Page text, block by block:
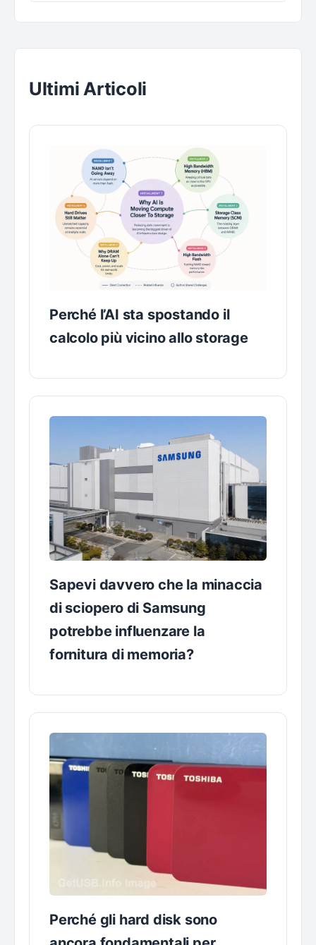
Ultimi Articoli
Perché l’AI sta spostando il
calcolo più vicino allo storage
Sapevi davvero che la minaccia
di sciopero di Samsung
potrebbe influenzare la
fornitura di memoria?
Perché gli hard disk sono